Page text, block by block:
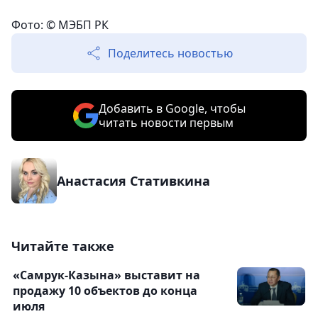
Фото: © МЭБП РК
Поделитесь новостью
Добавить в Google, чтобы
читать новости первым
Анастасия Стативкина
Читайте также
«Самрук-Казына» выставит на
продажу 10 объектов до конца
июля